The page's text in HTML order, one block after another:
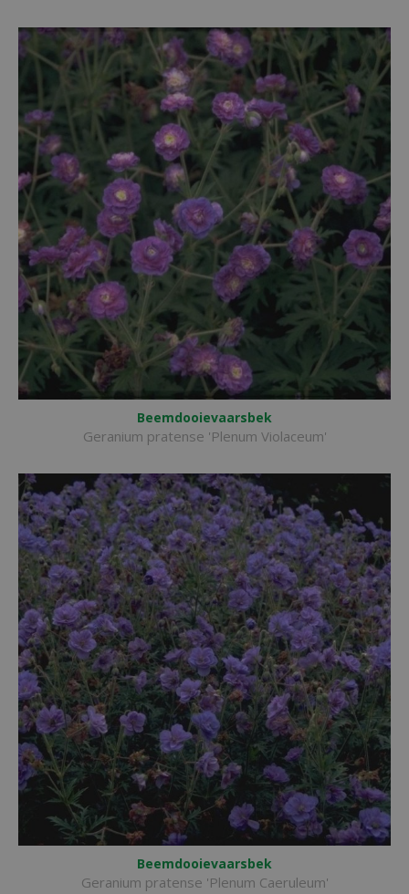
Beemdooievaarsbek
Geranium pratense 'Plenum Violaceum'
Beemdooievaarsbek
Geranium pratense 'Plenum Caeruleum'